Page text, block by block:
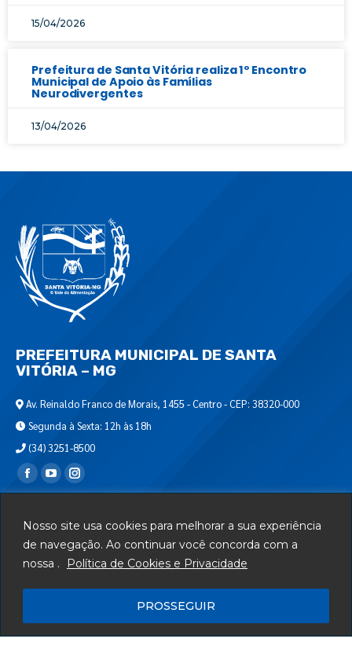
Nosso site usa cookies para melhorar a sua experiência
de navegação. Ao continuar você concorda com a
nossa .
Política de Cookies e Privacidade
PROSSEGUIR
15/04/2026
Prefeitura de Santa Vitória realiza 1º Encontro
Municipal de Apoio às Famílias
Neurodivergentes
13/04/2026
PREFEITURA MUNICIPAL DE SANTA
VITÓRIA – MG
Av. Reinaldo Franco de Morais, 1455 - Centro - CEP: 38320-000
Segunda à Sexta: 12h às 18h
(34) 3251-8500
Encontre-nos em:
Departamento de T.I.
Serviços
Mapa do Site